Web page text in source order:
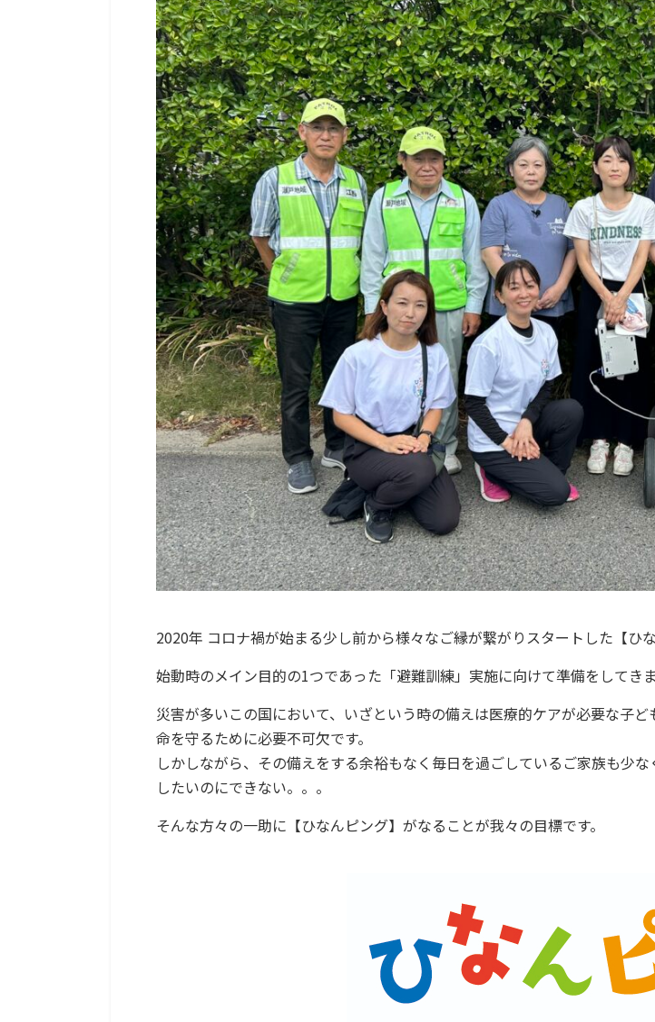
2020年 コロナ禍が始まる少し前から様々なご縁が繋がりスタートした【ひな
始動時のメイン目的の1つであった「避難訓練」実施に向けて準備をしてきま
災害が多いこの国において、いざという時の備えは医療的ケアが必要な子ど
命を守るために必要不可欠です。
しかしながら、その備えをする余裕もなく毎日を過ごしているご家族も少な
したいのにできない。。。
そんな方々の一助に【ひなんピング】がなることが我々の目標です。